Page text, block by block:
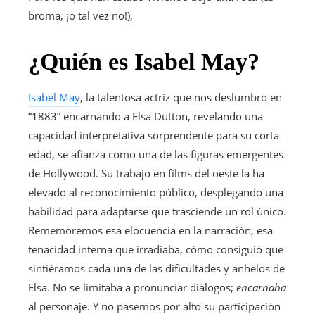
broma, ¡o tal vez no!),
¿Quién es Isabel May?
Isabel May, la talentosa actriz que nos deslumbró en
“1883” encarnando a Elsa Dutton, revelando una
capacidad interpretativa sorprendente para su corta
edad, se afianza como una de las figuras emergentes
de Hollywood. Su trabajo en films del oeste la ha
elevado al reconocimiento público, desplegando una
habilidad para adaptarse que trasciende un rol único.
Rememoremos esa elocuencia en la narración, esa
tenacidad interna que irradiaba, cómo consiguió que
sintiéramos cada una de las dificultades y anhelos de
Elsa. No se limitaba a pronunciar diálogos; encarnaba
al personaje. Y no pasemos por alto su participación